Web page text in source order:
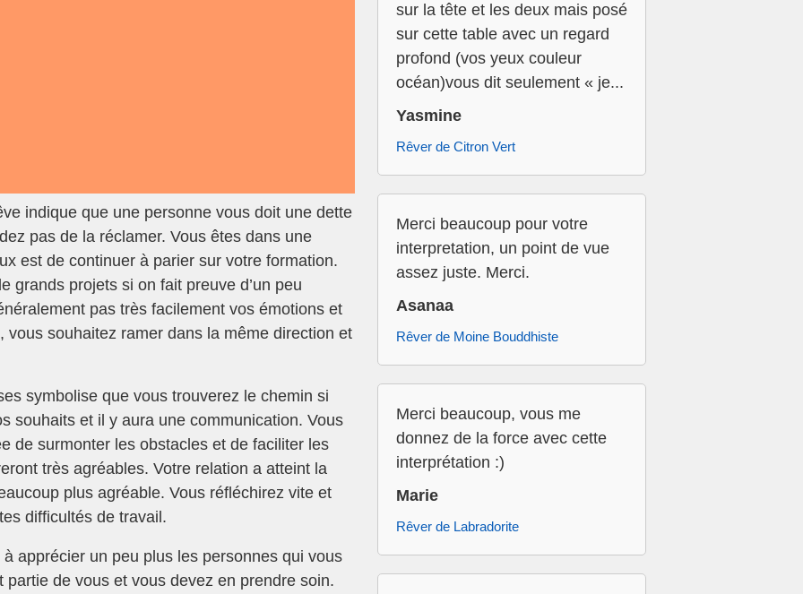
indique que une personne vous doit une dette
pas de la réclamer. Vous êtes dans une
est de continuer à parier sur votre formation.
grands projets si on fait preuve d’un peu
pas très facilement vos émotions et
vous souhaitez ramer dans la même direction et
symbolise que vous trouverez le chemin si
souhaits et il y aura une communication. Vous
de surmonter les obstacles et de faciliter les
très agréables. Votre relation a atteint la
plus agréable. Vous réfléchirez vite et
difficultés de travail.
apprécier un peu plus les personnes qui vous
de vous et vous devez en prendre soin.
sur la tête et les deux mais posé
sur cette table avec un regard
profond (vos yeux couleur
océan)vous dit seulement « je...
Yasmine
Rêver de Citron Vert
Merci beaucoup pour votre
interpretation, un point de vue
assez juste. Merci.
Asanaa
Rêver de Moine Bouddhiste
Merci beaucoup, vous me
donnez de la force avec cette
interprétation :)
Marie
Rêver de Labradorite